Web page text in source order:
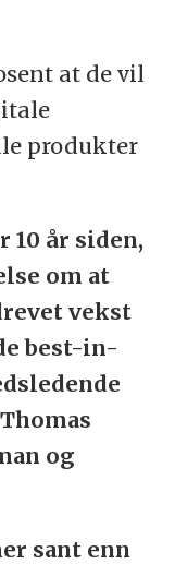
at de vil
produkter
10 år siden,
om at
vekst
best-in-
og
sant enn